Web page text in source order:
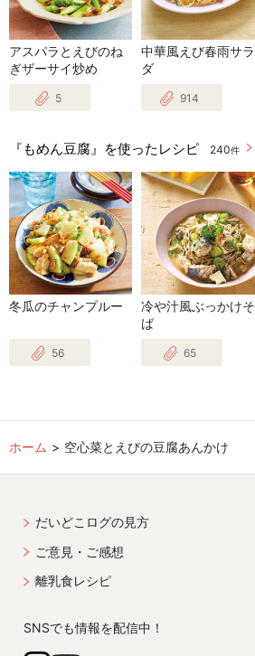
アスパラとえびのね
ぎザーサイ炒め
5
中華風えび春雨サラ
ダ
914
『もめん豆腐』を使ったレシピ 240件
冬瓜のチャンプルー
56
冷や汁風ぶっかけそ
ば
65
ホーム 空心菜とえびの豆腐あんかけ
だいどこログの見方
ご意見・ご感想
離乳食レシピ
SNSでも情報を配信中！